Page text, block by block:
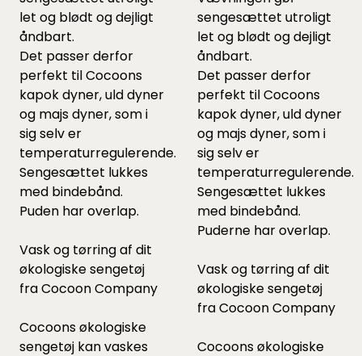
let og blødt og dejligt
åndbart.
Det passer derfor
perfekt til Cocoons
kapok dyner,uld dyner
og majs dyner, som i
sig selv er
temperaturregulerende.
Sengesættet lukkes
med bindebånd.
Puden har overlap.
Vask og tørring af dit
økologiske sengetøj
fra Cocoon Company
Cocoons økologiske
sengetøj kan vaskes
sengesættet utroligt
let og blødt og dejligt
åndbart.
Det passer derfor
perfekt til Cocoons
kapok dyner,uld dyner
og majs dyner, som i
sig selv er
temperaturregulerende.
Sengesættet lukkes
med bindebånd.
Puderne har overlap.
Vask og tørring af dit
økologiske sengetøj
fra Cocoon Company
Cocoons økologiske